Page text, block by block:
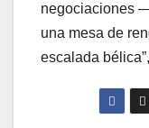
negociaciones
una mesa de
escalada